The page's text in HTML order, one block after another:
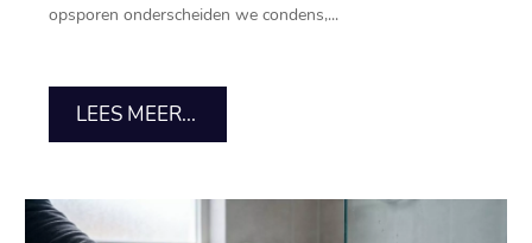
opsporen onderscheiden we condens,...
LEES MEER...